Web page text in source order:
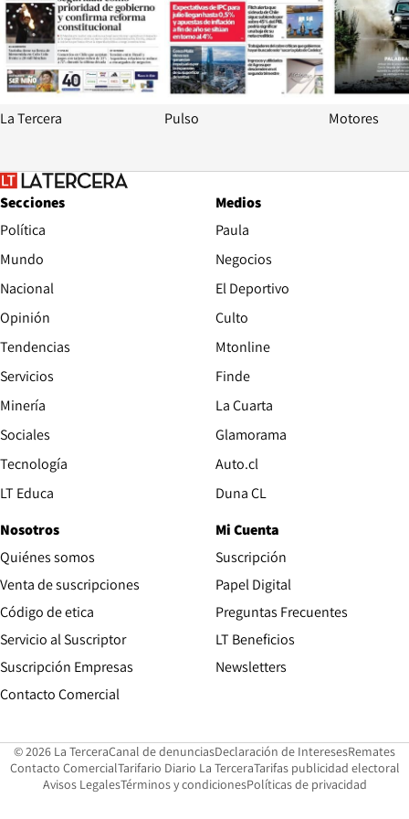
La Tercera Pulso Motores
Secciones
Política
Mundo
Nacional
Opinión
Tendencias
Servicios
Minería
Sociales
Tecnología
LT Educa
Medios
Paula
Negocios
El Deportivo
Culto
Mtonline
Finde
La Cuarta
Glamorama
Auto.cl
Duna CL
Nosotros
Quiénes somos
Venta de suscripciones
Código de etica Opens in new window
Servicio al Suscriptor
Suscripción Empresas
Contacto Comercial
Mi Cuenta
Suscripción
Papel Digital
Preguntas Frecuentes
LT Beneficios
Newsletters
© 2026 La TerceraCanal de denunciasOpens in new window
Declaración de InteresesOpens in
Remates
Contacto ComercialOpens in new window
Tarifario Diario La TerceraOpens in new window
Tarifas publicidad electoral
Avisos LegalesOpens in new window
Términos y condicionesPolíticas de privacidad